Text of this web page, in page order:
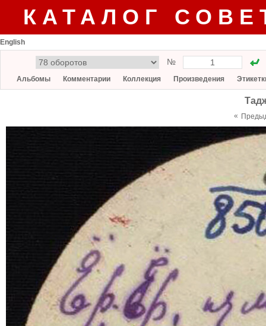
КАТАЛОГ
English
№
Альбомы Комментарии Коллекция Произведения
«